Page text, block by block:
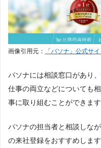
画像引用元： 「パソナ」公式サイ
パソナには相談窓口があり
仕事の両立などについても
事に取り組むことができます
パソナの担当者と相談しな
の来社登録をおすすめします